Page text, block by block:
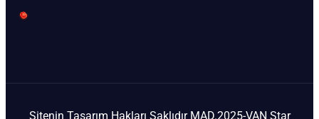
Sitenin Tasarım Hakları Saklıdır MAD.2025-VAN Star